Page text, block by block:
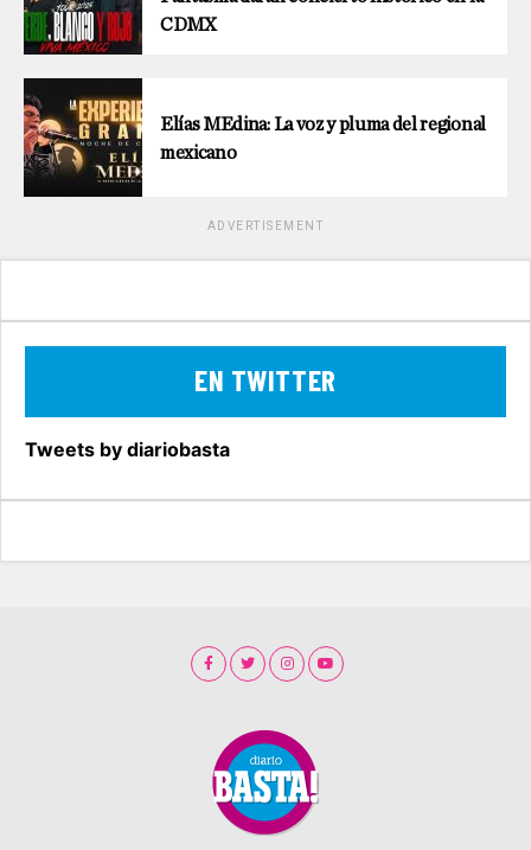
CDMX
Elías MEdina: La voz y pluma del regional
mexicano
ADVERTISEMENT
EN TWITTER
Tweets by diariobasta